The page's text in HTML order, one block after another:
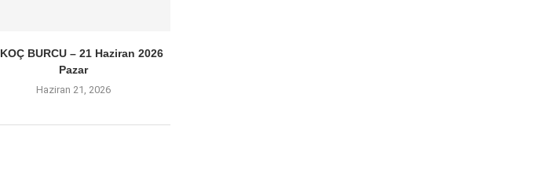
KOÇ BURCU – 21 Haziran 2026
Pazar
Haziran 21, 2026